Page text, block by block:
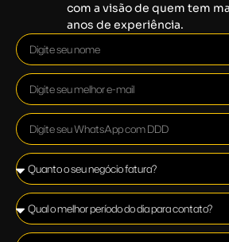
com a visão de quem tem
anos de experiência.